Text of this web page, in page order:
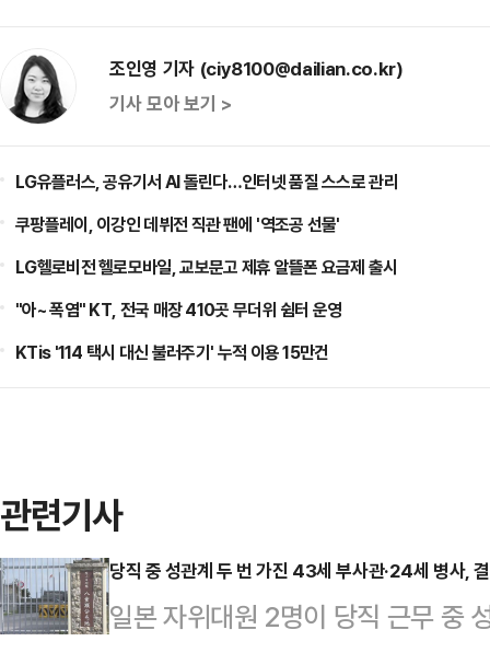
조인영 기자 (ciy8100@dailian.co.kr)
기사 모아 보기 >
LG유플러스, 공유기서 AI 돌린다…인터넷 품질 스스로 관리
쿠팡플레이, 이강인 데뷔전 직관 팬에 '역조공 선물'
LG헬로비전 헬로모바일, 교보문고 제휴 알뜰폰 요금제 출시
"아~ 폭염" KT, 전국 매장 410곳 무더위 쉼터 운영
KTis '114 택시 대신 불러주기' 누적 이용 15만건
관련기사
당직 중 성관계 두 번 가진 43세 부사관·24세 병사,
일본 자위대원 2명이 당직 근무 중